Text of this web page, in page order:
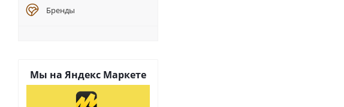
Бренды
Мы на Яндекс Маркете